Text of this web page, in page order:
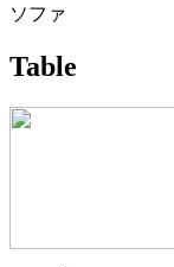
ソファ
Table